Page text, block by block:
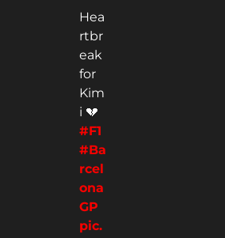
Hea
rtbr
eak
for
Kim
i 💔
#F1
#Ba
rcel
ona
GP
pic.